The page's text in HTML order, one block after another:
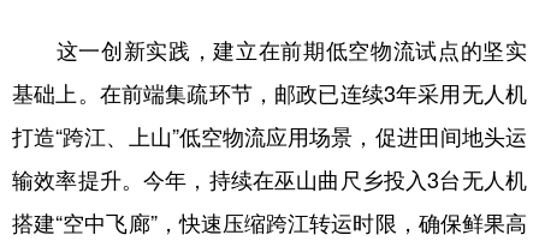
这一创新实践，建立在前期低空物流试点的坚实
基础上。在前端集疏环节，邮政已连续3年采用无人机
打造“跨江、上山”低空物流应用场景，促进田间地头运
输效率提升。今年，持续在巫山曲尺乡投入3台无人机
搭建“空中飞廊”，快速压缩跨江转运时限，确保鲜果高